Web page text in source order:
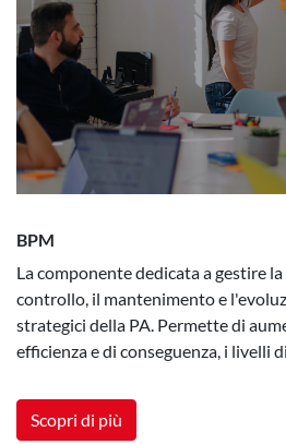
BPM
La componente dedicata a gestire
controllo, il mantenimento e
strategici della PA. Permette di
efficienza e di conseguenza, i livelli
Scopri di più